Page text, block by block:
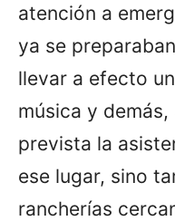
atención a
ya se
llevar a efecto
música y
prevista la
ese lugar, sino
rancherías